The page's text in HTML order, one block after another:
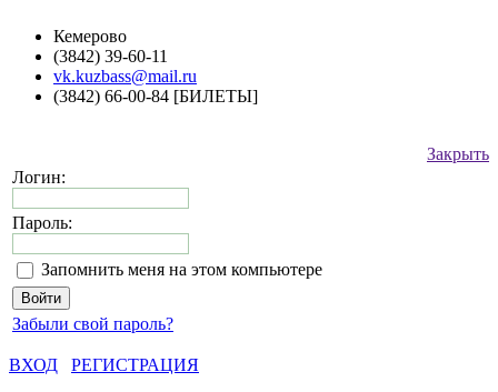
Кемерово
(3842) 39-60-11
vk.kuzbass@mail.ru
(3842) 66-00-84 [БИЛЕТЫ]
Закрыть
Логин:
Пароль:
Запомнить меня на этом компьютере
Забыли свой пароль?
ВХОД
РЕГИСТРАЦИЯ